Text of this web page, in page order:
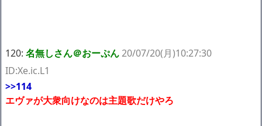
120: 名無しさん＠おーぷん20/07/20(月)10:27:30
ID:Xe.ic.L1
>>114
エヴァが大衆向けなのは主題歌だけやろ